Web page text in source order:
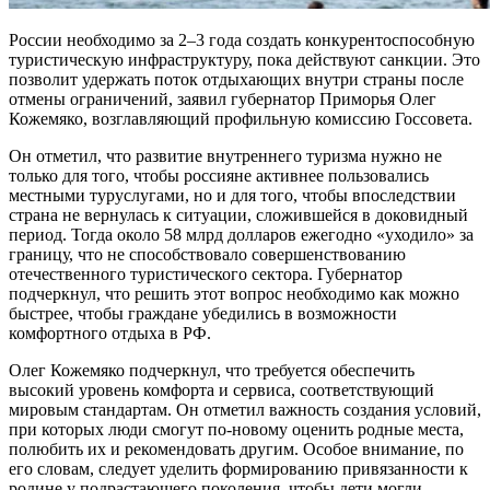
России необходимо за 2–3 года создать конкурентоспособную
туристическую инфраструктуру, пока действуют санкции. Это
позволит удержать поток отдыхающих внутри страны после
отмены ограничений, заявил губернатор Приморья Олег
Кожемяко, возглавляющий профильную комиссию Госсовета.
Он отметил, что развитие внутреннего туризма нужно не
только для того, чтобы россияне активнее пользовались
местными туруслугами, но и для того, чтобы впоследствии
страна не вернулась к ситуации, сложившейся в доковидный
период. Тогда около 58 млрд долларов ежегодно «уходило» за
границу, что не способствовало совершенствованию
отечественного туристического сектора. Губернатор
подчеркнул, что решить этот вопрос необходимо как можно
быстрее, чтобы граждане убедились в возможности
комфортного отдыха в РФ.
Олег Кожемяко подчеркнул, что требуется обеспечить
высокий уровень комфорта и сервиса, соответствующий
мировым стандартам. Он отметил важность создания условий,
при которых люди смогут по-новому оценить родные места,
полюбить их и рекомендовать другим. Особое внимание, по
его словам, следует уделить формированию привязанности к